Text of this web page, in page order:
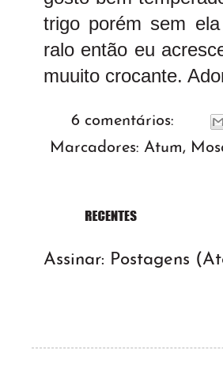
trigo porém sem
ralo então eu
muuito crocante.
6 comentários:
Marcadores: Atum,
Assinar: Postagens